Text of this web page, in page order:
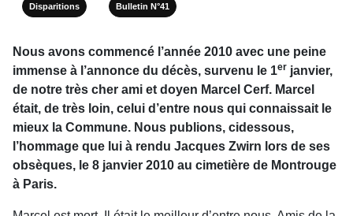
Disparitions Bulletin N°41
Nous avons commencé l’année 2010 avec une peine
immense à l’annonce du décès, survenu le 1er janvier,
de notre très cher ami et doyen Marcel Cerf. Marcel
était, de très loin, celui d’entre nous qui connaissait le
mieux la Commune. Nous publions, cidessous,
l’hommage que lui à rendu Jacques Zwirn lors de ses
obsèques, le 8 janvier 2010 au cimetière de Montrouge
à Paris.